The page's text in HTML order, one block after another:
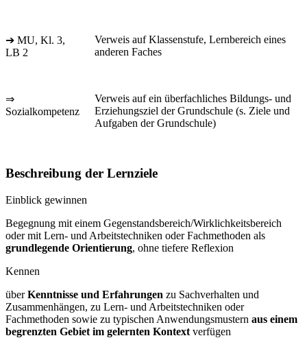
➔ MU, Kl. 3,
LB 2
Verweis auf Klassenstufe, Lernbereich eines
anderen Faches
⇒
Sozialkompetenz
Verweis auf ein überfachliches Bildungs- und
Erziehungsziel der Grundschule (s. Ziele und
Aufgaben der Grundschule)
Beschreibung der Lernziele
Einblick gewinnen
Begegnung mit einem Gegenstandsbereich/Wirklichkeitsbereich
oder mit Lern- und Arbeitstechniken oder Fachmethoden als
grundlegende Orientierung, ohne tiefere Reflexion
Kennen
überKenntnisse und Erfahrungen zu Sachverhalten und
Zusammenhängen, zu Lern- und Arbeitstechniken oder
Fachmethoden sowie zu typischen Anwendungsmustern aus einem
begrenzten Gebiet im gelernten Kontext verfügen